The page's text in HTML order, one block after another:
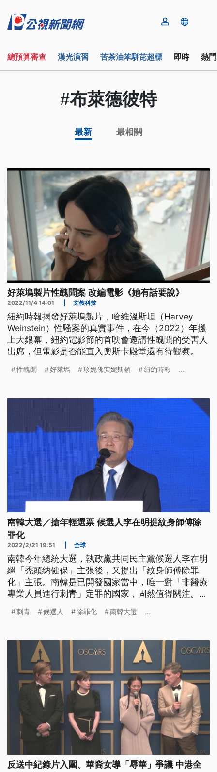
總預算審查 漢光演習 苦茶油苯駢芘超標 即時 熱
#布萊德彼特
最新 最相關
好萊塢製片性醜聞案 改編電影《她有話要說》
2022/11/4 14:01 文教科技
紐約時報揭發好萊塢製片，哈維溫斯坦（Harvey
Weinstein）性騷案的真實事件，在今（2022）年搬
上大銀幕，紐約電影節的首映會邀請性醜聞的受害人
出席，但電影是否能直入奧斯卡殿堂還有待觀察。
性醜聞 好萊塢 珍妮佛安妮斯頓 紐約時報 ...
南韓大選／搶年輕選票 候選人李在明提紋身師傅除
罪化
2022/2/21 19:51 全球
南韓今年總統大選，執政黨共同民主黨候選人李在明
繼「禿頭納健保」主張後，又提出「紋身師傅除罪
化」主張。南韓是已開發國家當中，唯一對「非醫療
專業人員進行刺青」定罪的國家，固然值得關注。不
迫切解決的問題。
刺青 候選人 除罪化 南韓大選 ...
反送中紀錄片入圍、華裔女導「辱華」爭議 中港全